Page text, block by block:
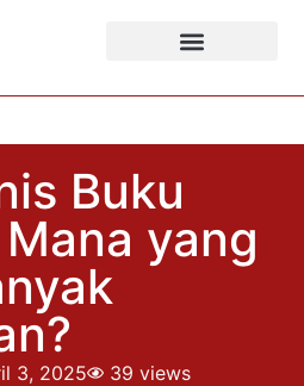
Buku
yang
3, 2025 39 views